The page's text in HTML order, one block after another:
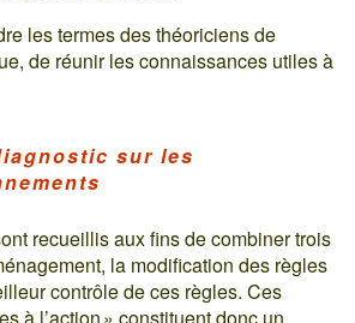
les termes des théoriciens de
de réunir les connaissances utiles à
sur les
recueillis aux fins de combiner trois
la modification des règles
contrôle de ces règles. Ces